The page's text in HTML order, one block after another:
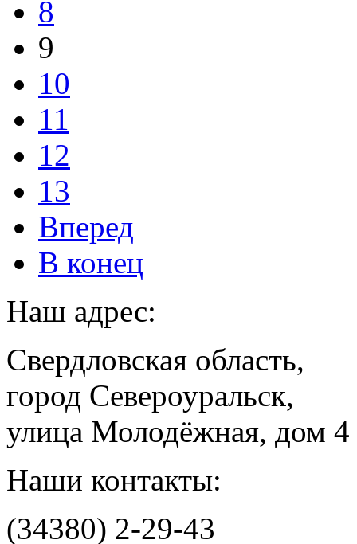
8
9
10
11
12
13
Вперед
В конец
Наш адрес:
Свердловская область,
город Североуральск,
улица Молодёжная, дом 4
Наши контакты:
(34380) 2-29-43